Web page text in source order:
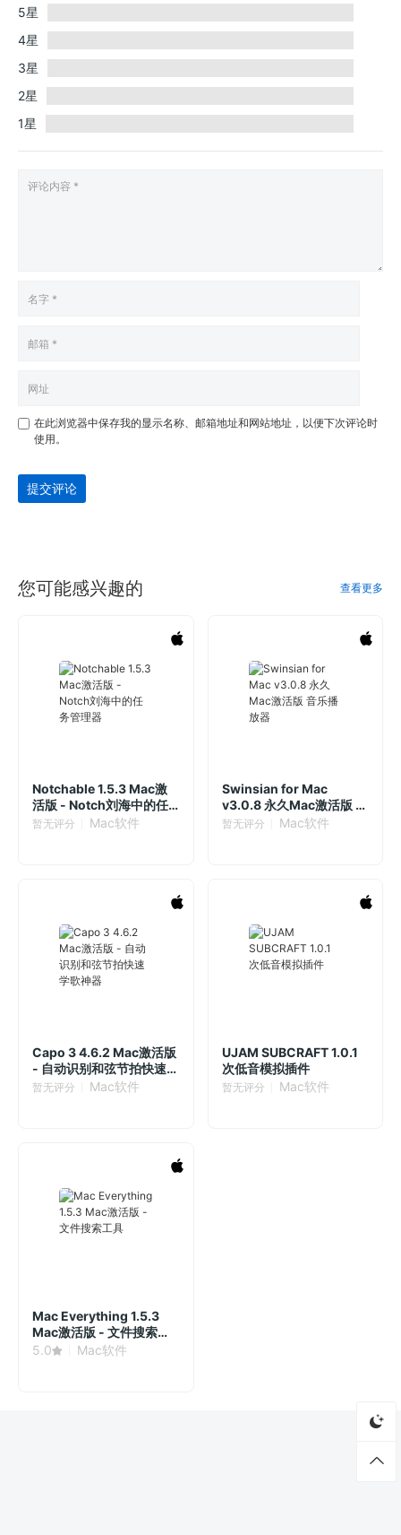
5星
4星
3星
2星
1星
在此浏览器中保存我的显示名称、邮箱地址和网站地址，以便下次评论时
使用。
提交评论
您可能感兴趣的 查看更多
Notchable 1.5.3 Mac激
活版 - Notch刘海中的任
务管理器
暂无评分 Mac软件
Swinsian for Mac
v3.0.8 永久Mac激活版 音
乐播放器
暂无评分 Mac软件
Capo 3 4.6.2 Mac激活版
- 自动识别和弦节拍快速学
歌神器
暂无评分 Mac软件
UJAM SUBCRAFT 1.0.1
次低音模拟插件
暂无评分 Mac软件
Mac Everything 1.5.3
Mac激活版 - 文件搜索工
具
5.0 Mac软件